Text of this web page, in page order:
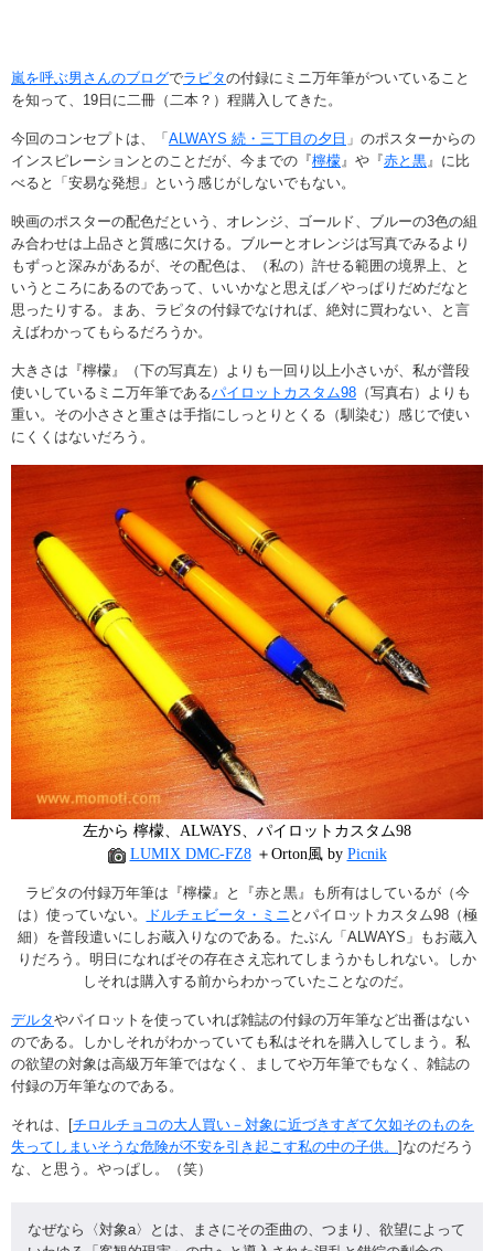
嵐を呼ぶ男さんのブログでラピタの付録にミニ万年筆がついていること
を知って、19日に二冊（二本？）程購入してきた。
今回のコンセプトは、「 ALWAYS 続・三丁目の夕日 」のポスターからの
インスピレーションとのことだが、今までの『檸檬』や『赤と黒』に比
べると「安易な発想」という感じがしないでもない。
映画のポスターの配色だという、オレンジ、ゴールド、ブルーの3色の組
み合わせは上品さと質感に欠ける。ブルーとオレンジは写真でみるより
もずっと深みがあるが、その配色は、（私の）許せる範囲の境界上、と
いうところにあるのであって、いいかなと思えば／やっぱりだめだなと
思ったりする。まあ、ラピタの付録でなければ、絶対に買わない、と言
えばわかってもらるだろうか。
大きさは『檸檬』（下の写真左）よりも一回り以上小さいが、私が普段
使いしているミニ万年筆であるパイロットカスタム98 （写真右）よりも
重い。その小ささと重さは手指にしっとりとくる（馴染む）感じで使い
にくくはないだろう。
左から 檸檬、ALWAYS、パイロットカスタム98
LUMIX DMC-FZ8＋Orton風 by Picnik
ラピタの付録万年筆は『檸檬』と『赤と黒』も所有はしているが（今
は）使っていない。
ドルチェビータ・ミニ とパイロットカスタム98（極
細）を普段遣いにしお蔵入りなのである。たぶん「ALWAYS」もお蔵入
りだろう。明日になればその存在さえ忘れてしまうかもしれない。しか
しそれは購入する前からわかっていたことなのだ。
デルタやパイロットを使っていれば雑誌の付録の万年筆など出番はない
のである。しかしそれがわかっていても私はそれを購入してしまう。私
の欲望の対象は高級万年筆ではなく、ましてや万年筆でもなく、雑誌の
付録の万年筆なのである。
それは、[チロルチョコの大人買い－対象に近づきすぎて欠如そのものを
失ってしまいそうな危険が不安を引き起こす私の中の子供。 ]なのだろう
な、と思う。やっぱし。（笑）
なぜなら〈対象a〉とは、まさにその歪曲の、つまり、欲望によって